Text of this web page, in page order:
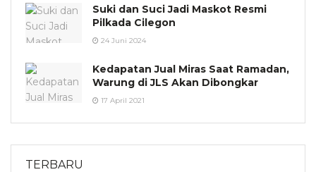
Suki dan Suci Jadi Maskot Resmi
Pilkada Cilegon
24 Juni 2024
Kedapatan Jual Miras Saat Ramadan,
Warung di JLS Akan Dibongkar
17 April 2021
TERBARU